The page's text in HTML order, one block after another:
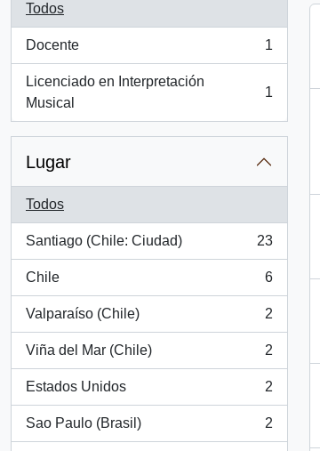
Todos
Docente
, 1 resultados
1
Licenciado en Interpretación
Musical
, 1 resultados
1
Lugar
Todos
Santiago (Chile: Ciudad)
, 23 resultados
23
Chile
, 6 resultados
6
Valparaíso (Chile)
, 2 resultados
2
Viña del Mar (Chile)
, 2 resultados
2
Estados Unidos
, 2 resultados
2
Sao Paulo (Brasil)
, 2 resultados
2